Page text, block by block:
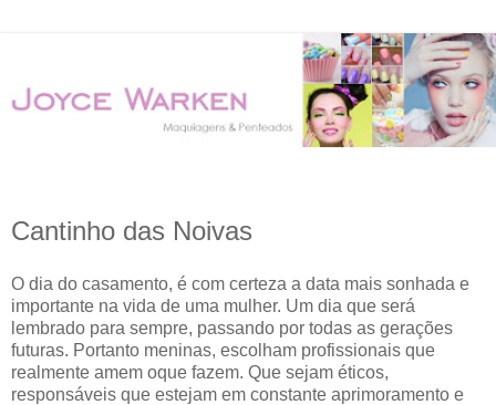
Cantinho das Noivas
O dia do casamento, é com certeza a data mais sonhada e
importante na vida de uma mulher. Um dia que será
lembrado para sempre, passando por todas as gerações
futuras. Portanto meninas, escolham profissionais que
realmente amem oque fazem. Que sejam éticos,
responsáveis que estejam em constante aprimoramento e